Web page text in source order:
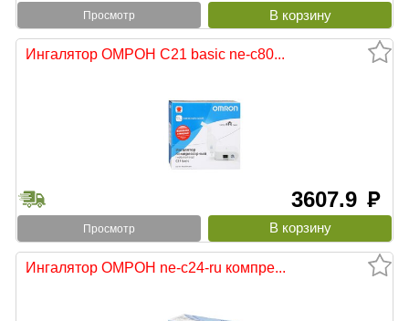
Просмотр
Ингалятор ОМРОН С21 basic ne-c80...
3607.9 руб
Просмотр
Ингалятор ОМРОН ne-c24-ru компре...